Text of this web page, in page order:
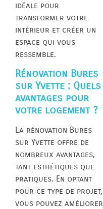
idéale pour
transformer votre
intérieur et créer un
espace qui vous
ressemble.
Rénovation Bures
sur Yvette : Quels
avantages pour
votre logement ?
La rénovation Bures
sur Yvette offre de
nombreux avantages,
tant esthétiques que
pratiques. En optant
pour ce type de projet,
vous pouvez améliorer